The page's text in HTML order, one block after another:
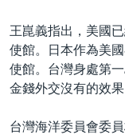
王崑義指出，美國
使館。日本作為美
使館。台灣身處第
金錢外交沒有的效果
台灣海洋委員會委